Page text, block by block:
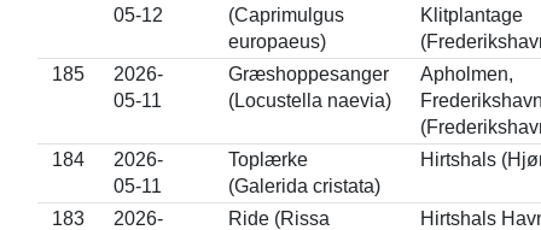
05-12
(Caprimulgus
europaeus)
Klitplantage
185
2026-
05-11
Græshoppesanger
(Locustella naevia)
Apholmen,
184
2026-
05-11
Toplærke
(Galerida cristata)
Hirtshals
183
2026-
Ride (Rissa
Hirtshals